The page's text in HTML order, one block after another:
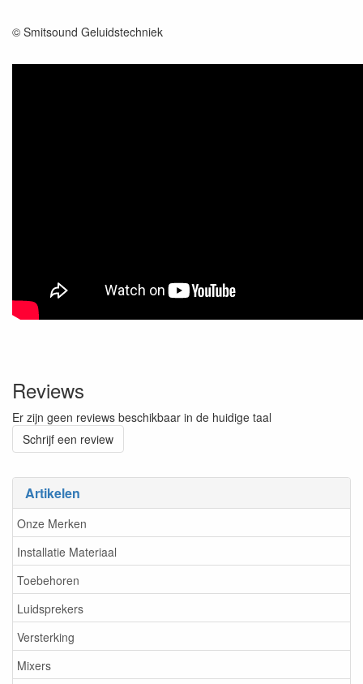
Artikelen
Onze Merken
Installatie Materiaal
Toebehoren
Luidsprekers
Versterking
Mixers
© Smitsound Geluidstechniek
Reviews
Er zijn geen reviews beschikbaar in de huidige taal
Schrijf een review